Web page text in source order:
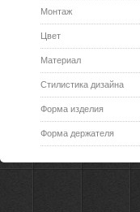
Монтаж
Цвет
Материал
Стилистика дизайна
Форма изделия
Форма держателя